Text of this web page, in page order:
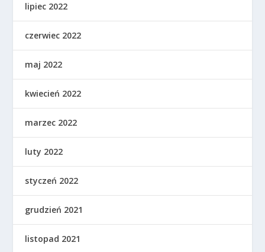
lipiec 2022
czerwiec 2022
maj 2022
kwiecień 2022
marzec 2022
luty 2022
styczeń 2022
grudzień 2021
listopad 2021